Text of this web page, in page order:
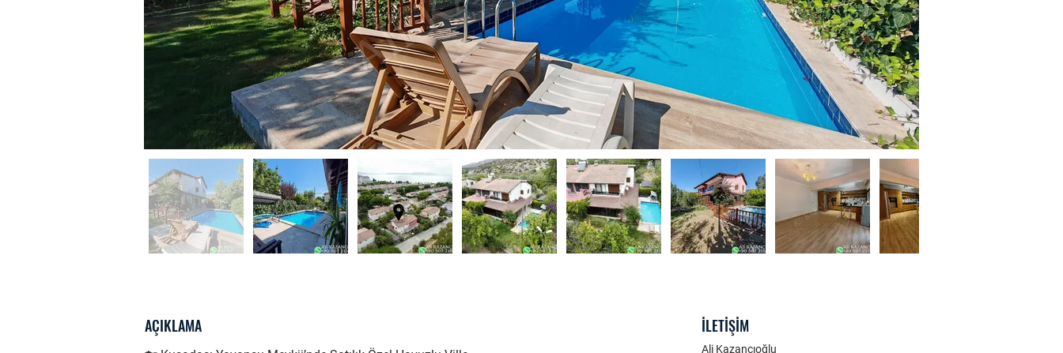
AÇIKLAMA İLETİŞİM
Ali Kazancıoğlu